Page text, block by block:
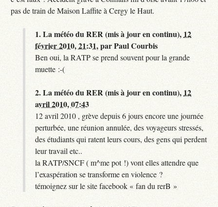
pas de train de Maison Laffite à Cergy le Haut.
1.La météo du RER (mis à jour en continu), 12
février 2010, 21:31,parPaul Courbis
Ben oui, la RATP se prend souvent pour la grande
muette :-(
2.La météo du RER (mis à jour en continu), 12
avril 2010, 07:43
12 avril 2010 , grève depuis 6 jours encore une journée
perturbée, une réunion annulée, des voyageurs stressés,
des étudiants qui ratent leurs cours, des gens qui perdent
leur travail etc..
la RATP/SNCF ( m^me pot !) vont elles attendre que
l’exaspération se transforme en violence ?
témoignez sur le site facebook « fan du rerB »